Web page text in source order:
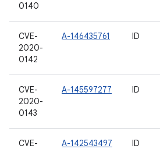
0140
CVE-
2020-
0142
A-146435761 ID
CVE-
2020-
0143
A-145597277 ID
CVE-
A-142543497 ID